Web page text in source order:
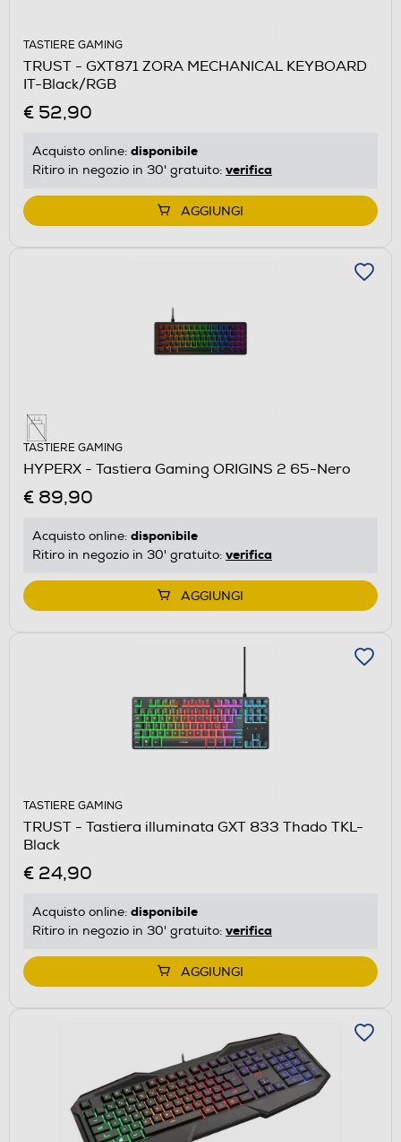
TASTIERE GAMING
TRUST - GXT871 ZORA MECHANICAL KEYBOARD
IT-Black/RGB
€ 52,90
Acquisto online: disponibile
Ritiro in negozio in 30' gratuito: verifica
AGGIUNGI
TASTIERE GAMING
HYPERX - Tastiera Gaming ORIGINS 2 65-Nero
€ 89,90
Acquisto online: disponibile
Ritiro in negozio in 30' gratuito: verifica
AGGIUNGI
TASTIERE GAMING
TRUST - Tastiera illuminata GXT 833 Thado TKL-
Black
€ 24,90
Acquisto online: disponibile
Ritiro in negozio in 30' gratuito: verifica
AGGIUNGI